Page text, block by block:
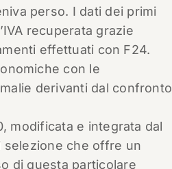
perso. I dati dei primi
recuperata grazie
effettuati con F24.
con le
derivanti dal confronto
modificata e integrata dal
selezione che offre un
di questa particolare